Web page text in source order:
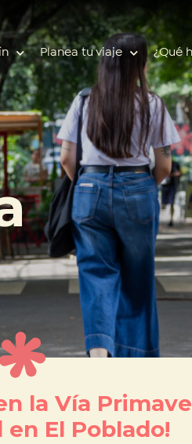
Planea tu viaje ¿Qué
Búsquedas populares
de eventos
de viaje
Guías de ciudad
Salud
la Vía Prima
El Poblado!